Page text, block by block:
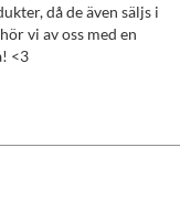
då de även säljs i
vi av oss med en
<3